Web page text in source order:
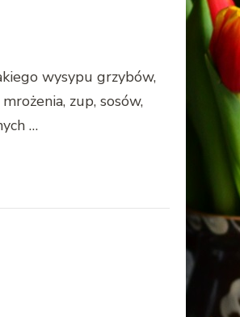
wysypu grzybów,
zup, sosów,
…